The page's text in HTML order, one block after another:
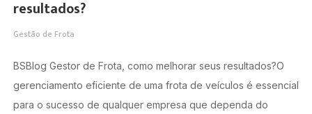
resultados?
Gestão de Frota
BSBlog Gestor de Frota, como melhorar seus resultados?O
gerenciamento eficiente de uma frota de veículos é essencial
para o sucesso de qualquer empresa que dependa do